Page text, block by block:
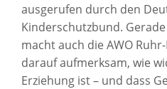
ausgerufen durch den
Kinderschutzbund.
macht auch die AWO
darauf aufmerksam, wie
Erziehung ist – und dass